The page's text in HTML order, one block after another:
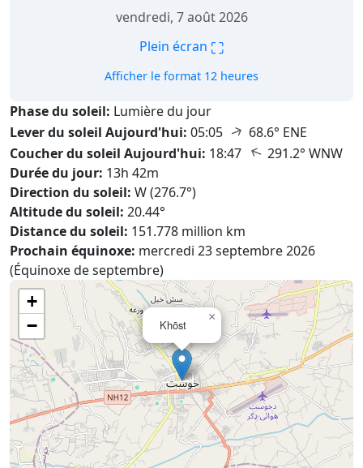
vendredi, 7 août 2026
Plein écran ⛶
Afficher le format 12 heures
Phase du soleil: Lumière du jour
Lever du soleil Aujourd'hui: 05:05 ↑ 68.6° ENE
Coucher du soleil Aujourd'hui: 18:47 ↑ 291.2° WNW
Durée du jour: 13h 42m
Direction du soleil: W (276.7°)
Altitude du soleil: 20.44°
Distance du soleil: 151.778 million km
Prochain équinoxe: mercredi 23 septembre 2026
(Équinoxe de septembre)
Khōst
×
+
−